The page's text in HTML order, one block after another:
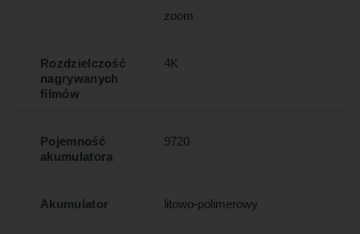
zoom
Rozdzielczość
nagrywanych
filmów
4K
Pojemność
akumulatora
9720
Akumulator litowo-polimerowy